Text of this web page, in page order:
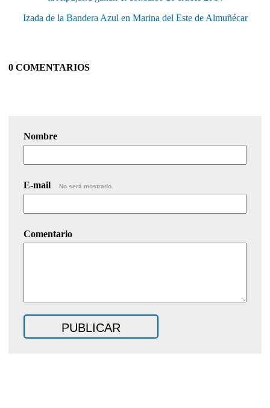
Izada de la Bandera Azul en Marina del Este de Almuñécar
0 COMENTARIOS
Nombre
E-mail No será mostrado.
Comentario